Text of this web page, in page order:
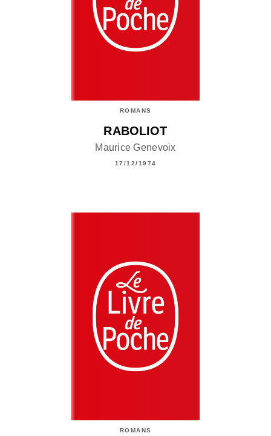
ROMANS
RABOLIOT
Maurice Genevoix
17/12/1974
ROMANS